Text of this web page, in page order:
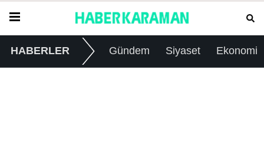
HABERLER Gündem Siyaset Ekonomi